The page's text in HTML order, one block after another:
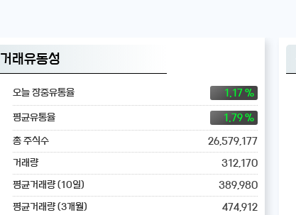
거래유동성
오늘 장중유통율 1.17 %
평균유통율 1.79 %
총 주식수 26,579,177
거래량 312,170
평균거래량 (10일) 389,980
평균거래량 (3개월) 474,912